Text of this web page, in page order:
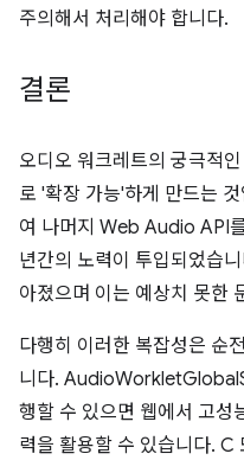
주의해서 처리해야 합니다.
결론
오디오 워크레트의 궁극적
로 '확장 가능'하게 만드는
여 나머지 Web Audio API
년간의 노력이 투입되었습
아졌으며 이는 예상치 못한
다행히 이러한 복잡성은 순
니다.
행할 수 있으면 웹에서 고성
력을 활용할 수 있습니다. C